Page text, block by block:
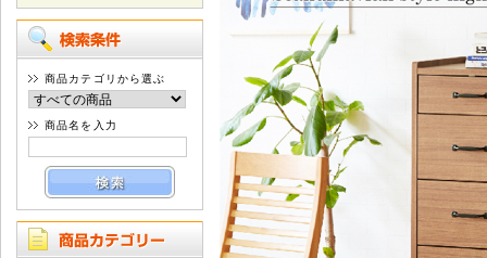
商品カテゴリから選ぶ
商品名を入力